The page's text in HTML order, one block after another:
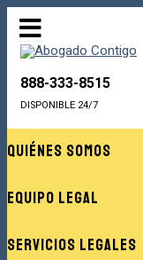
888-333-8515
DISPONIBLE 24/7
Quiénes Somos
Equipo Legal
Servicios Legales